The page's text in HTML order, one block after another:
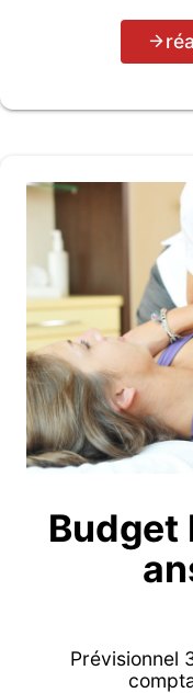
Budget
Prévisionnel